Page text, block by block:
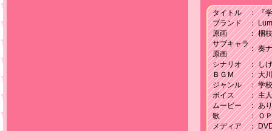
2011.09.30/イ
ベント情報
タイトル ： 『
ブランド
：
原画
： 梱
サブキャラ
原画
： 奏
シナリオ
： し
ＢＧＭ
： 大
ジャンル
： 学
ボイス
： 主
ムービー
： あり
歌
： Ｏ
メディア
：